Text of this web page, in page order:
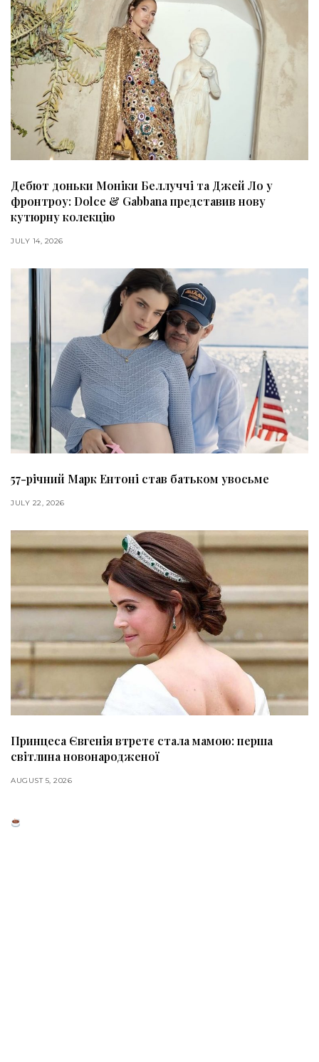
Дебют доньки Моніки Беллуччі та Джей Ло у
фронтроу: Dolce & Gabbana представив нову
кутюрну колекцію
JULY 14, 2026
57-річний Марк Ентоні став батьком увосьме
JULY 22, 2026
Принцеса Євгенія втретє стала мамою: перша
світлина новонародженої
AUGUST 5, 2026